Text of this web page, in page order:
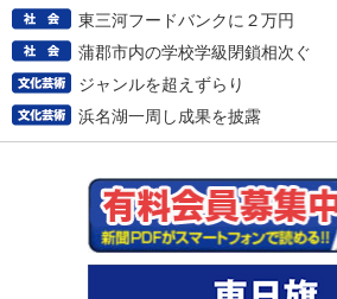
東三河フードバンクに２万円
蒲郡市内の学校学級閉鎖相次ぐ
ジャンルを超えずらり
浜名湖一周し成果を披露